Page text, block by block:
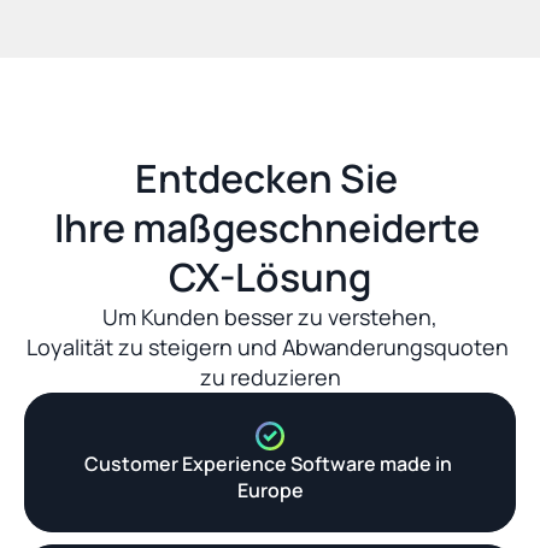
Entdecken Sie
Ihre maßgeschneiderte
CX-Lösung
Um Kunden besser zu verstehen,
Loyalität zu steigern und Abwanderungsquoten
zu reduzieren
Customer Experience Software made in
Europe